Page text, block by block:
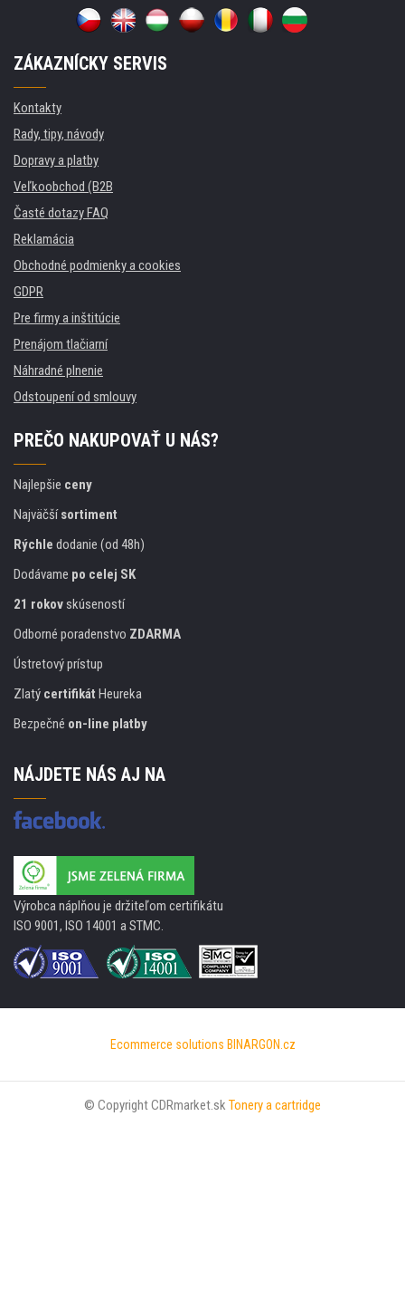
ZÁKAZNÍCKY SERVIS
Kontakty
Rady, tipy, návody
Dopravy a platby
Veľkoobchod (B2B
Časté dotazy FAQ
Reklamácia
Obchodné podmienky a cookies
GDPR
Pre firmy a inštitúcie
Prenájom tlačiarní
Náhradné plnenie
Odstoupení od smlouvy
PREČO NAKUPOVAŤ U NÁS?
Najlepšie ceny
Najväčšísortiment
Rýchle dodanie (od 48h)
Dodávame po celej SK
21 rokovskúseností
Odborné poradenstvo ZDARMA
Ústretový prístup
Zlatý certifikát Heureka
Bezpečné on-line platby
NÁJDETE NÁS AJ NA
Výrobca náplňou je držiteľom certifikátu
ISO 9001, ISO 14001 a STMC.
Ecommerce solutions BINARGON.cz
© Copyright CDRmarket.sk Tonery a cartridge